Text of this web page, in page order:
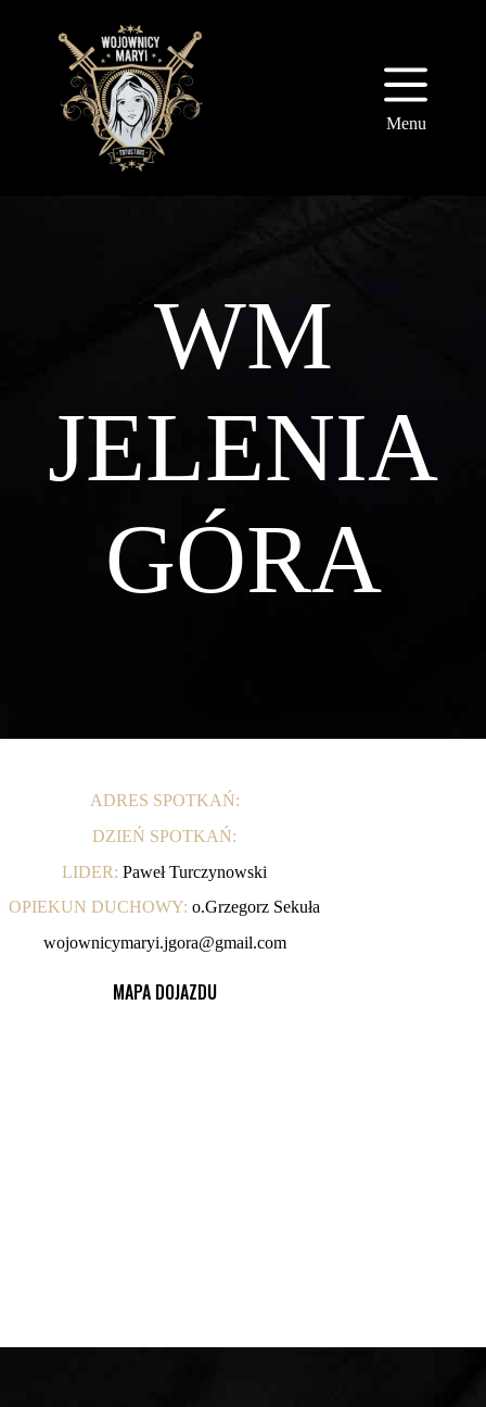
Menu
WM
JELENIA
GÓRA
ADRES SPOTKAŃ:
DZIEŃ SPOTKAŃ:
LIDER: Paweł Turczynowski
OPIEKUN DUCHOWY: o.Grzegorz Sekuła
wojownicymaryi.jgora@gmail.com
MAPA DOJAZDU